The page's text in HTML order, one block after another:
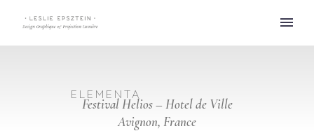
ELEMENTA
Festival Helios – Hotel de Ville
Avignon, France